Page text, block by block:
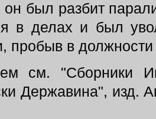
он был разбит
в делах и был
пробыв в должности
см. "Сборники
Державина", изд.